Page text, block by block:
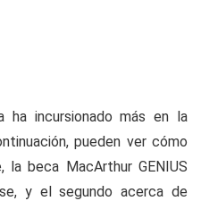
ha incursionado más en la
pueden ver cómo
beca MacArthur GENIUS
y el segundo acerca de